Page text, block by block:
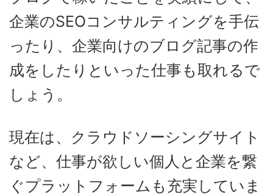
企業のSEOコンサルティングを手伝
ったり、企業向けのブログ記事の作
成をしたりといった仕事も取れるで
しょう。
現在は、クラウドソーシングサイト
など、仕事が欲しい個人と企業を繋
ぐプラットフォームも充実していま